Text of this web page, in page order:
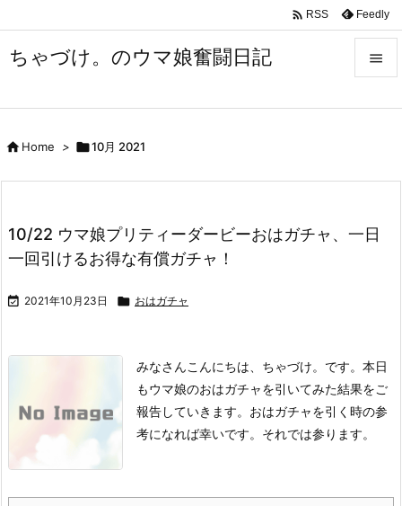
ちゃづけ。のウマ娘奮闘日記 


 RSS Feedly
Home > 10月 2021
10/22 ウマ娘プリティーダービーおはガチャ、一日
一回引けるお得な有償ガチャ！
 2021年10月23日  おはガチャ
みなさんこんにちは、ちゃづけ。です。 本日
もウマ娘のおはガチャを引いてみた結果をご
報告していきます。 おはガチャを引く時の参
考になれば幸いです。 それでは参ります。